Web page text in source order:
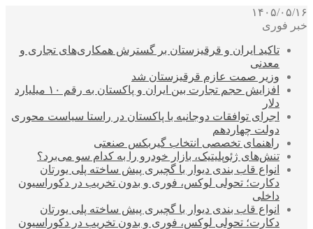
۱۴۰۵/۰۵/۱۶
خبر فوری
تاکید ایران و قرقیزستان بر گسترش همکاری‌های تجاری و
معدنی
وزیر صمت عازم قرقیزستان شد
افزایش حجم تجارت بین ایران و پاکستان به رقم ۱۰ میلیارد
دلار
اجرای توافقات دوجانبه با پاکستان در راستا سیاست محوری
دولت چهاردهم
راهنمای تخصصی انتخاب گیربکس صنعتی
تنش‌های ژئوپلیتیک، بازار خودرو را به کدام سو می‌برد؟
انواع قاب بندی دیوار با گچبری پیش ساخته پلی یورتان
دکارت؛ تحولی لوکس، فوری و بدون تخریب در دکوراسیون
داخلی
انواع قاب بندی دیوار با گچبری پیش ساخته پلی یورتان
دکارت؛ تحولی لوکس، فوری و بدون تخریب در دکوراسیون